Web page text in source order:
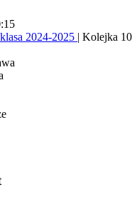
2024-2025 | Kolejka 10